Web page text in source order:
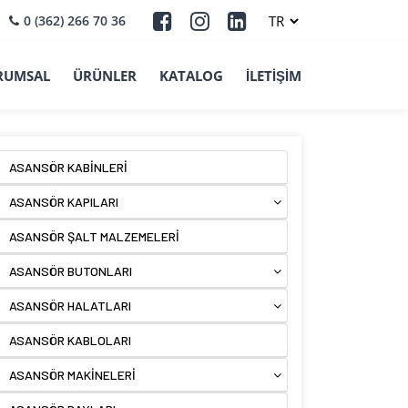
0 (362) 266 70 36
ÜRÜNLER KATALOG İLETİŞİM
ASANSÖR KABİNLERİ
ASANSÖR KAPILARI
ASANSÖR ŞALT MALZEMELERİ
ASANSÖR BUTONLARI
ASANSÖR HALATLARI
ASANSÖR KABLOLARI
ASANSÖR MAKİNELERİ